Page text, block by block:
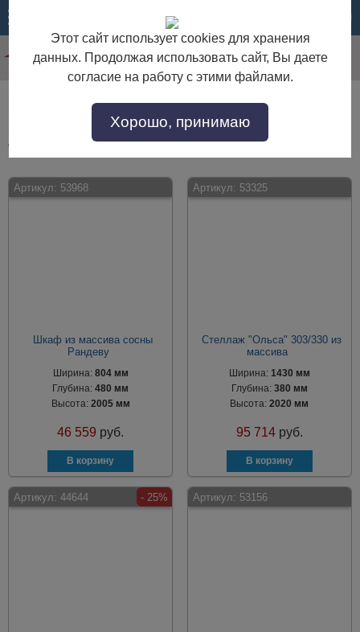
Шкафы с ящиками
Шкафы с ящиками по выгодной цене. Покупайте в интернет-магазине
"Дом Мебели" с доставкой по Москве и области.
Артикул: 53968
Шкаф из массива сосны
Рандеву
Ширина: 804 мм
Глубина:480 мм
Высота: 2005 мм
46 559 руб.
Артикул: 53325
Стеллаж "Ольса" 303/330 из
массива
Ширина: 1430 мм
Глубина: 380 мм
Высота:2020 мм
95 714 руб.
Артикул: 44644 - 25% Артикул: 53156
Этот сайт использует cookies для хранения
данных. Продолжая использовать сайт, Вы даете
согласие на работу с этими файлами.
Хорошо, принимаю